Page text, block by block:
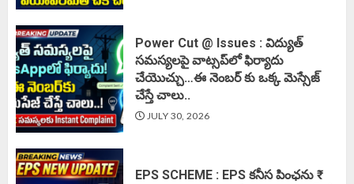
Power Cut @ Issues : విద్యుత్
సమస్యలపై వాట్సప్‌లో ఫిర్యాదు
చేయొచ్చు…ఈ నెంబర్ కు ఒక్క మెస్సేజ్
చేస్తే చాలు..
JULY 30, 2026
EPS SCHEME : EPS కనీస పింఛను ₹